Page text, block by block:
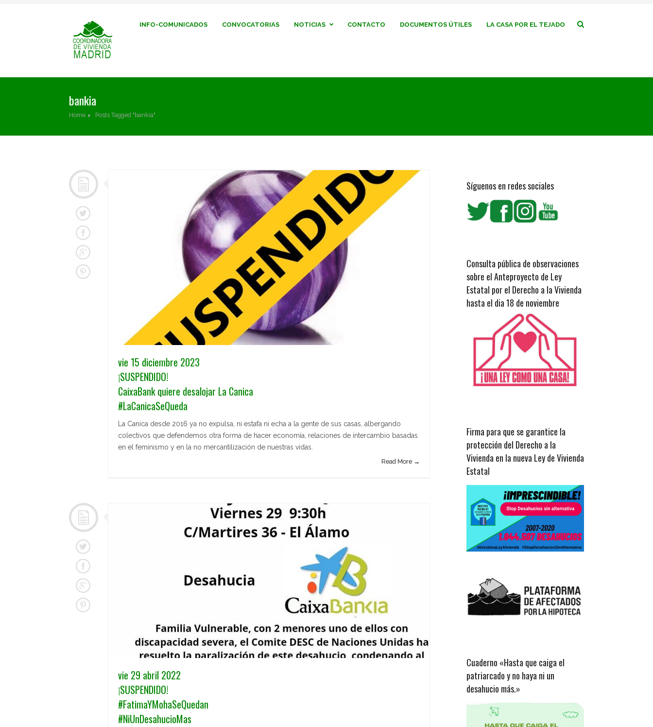
INFO-COMUNICADOS CONVOCATORIAS NOTICIAS CONTACTO DOCUMENTOS ÚTILES LA CASA POR EL TEJADO
bankia
Home Posts Tagged "bankia"
vie 15 diciembre 2023
¡SUSPENDIDO!
CaixaBank quiere desalojar La Canica
#LaCanicaSeQueda
La Canica desde 2016 ya no expulsa, ni estafa ni echa a la gente de sus casas, albergando
colectivos que defendemos otra forma de hacer economía, relaciones de intercambio basadas
en el feminismo y en la no mercantilización de nuestras vidas.
Read More →
vie 29 abril 2022
¡SUSPENDIDO!
#FatimaYMohaSeQuedan
#NiUnDesahucioMas
Síguenos en redes sociales
Consulta pública de observaciones
sobre el Anteproyecto de Ley
Estatal por el Derecho a la Vivienda
hasta el dia 18 de noviembre
Firma para que se garantice la
protección del Derecho a la
Vivienda en la nueva Ley de Vivienda
Estatal
Cuaderno «Hasta que caiga el
patriarcado y no haya ni un
desahucio más.»